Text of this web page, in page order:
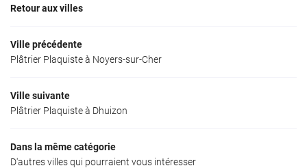
Retour aux villes
Ville précédente
Plâtrier Plaquiste à Noyers-sur-Cher
Ville suivante
Plâtrier Plaquiste à Dhuizon
Dans la même catégorie
D'autres villes qui pourraient vous intéresser